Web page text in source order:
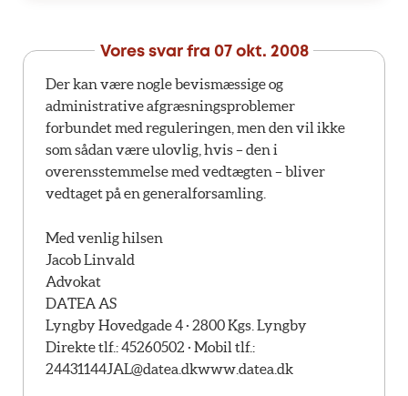
Vores svar fra 07 okt. 2008
Der kan være nogle bevismæssige og
administrative afgræsningsproblemer
forbundet med reguleringen, men den vil ikke
som sådan være ulovlig, hvis – den i
overensstemmelse med vedtægten – bliver
vedtaget på en generalforsamling.
Med venlig hilsen
Jacob Linvald
Advokat
DATEA AS
Lyngby Hovedgade 4 · 2800 Kgs. Lyngby
Direkte tlf.: 45260502 · Mobil tlf.:
24431144JAL@datea.dkwww.datea.dk